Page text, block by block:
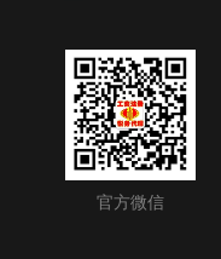
官方微信